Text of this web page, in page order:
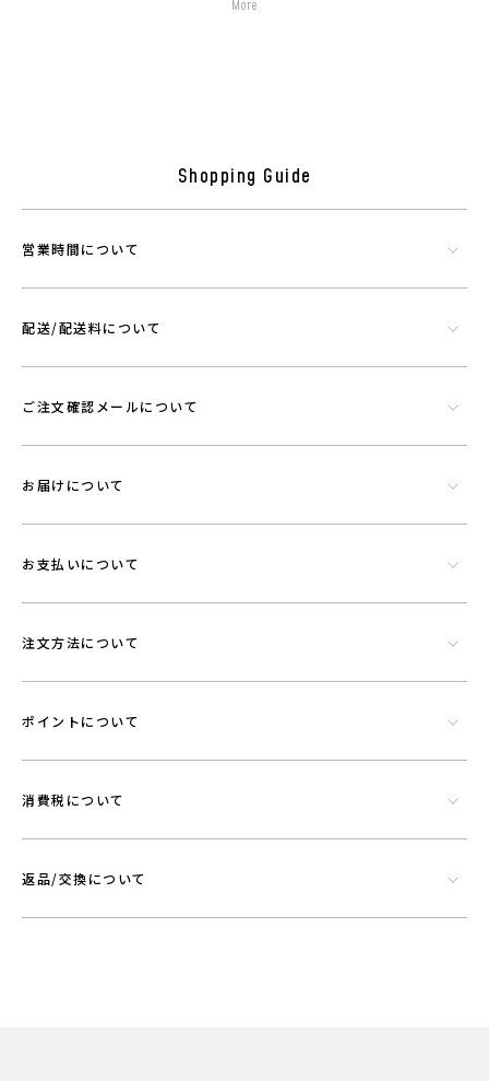
す。功績を微細に粉砕したものを染色工程で繊維にコーティングさせウ
エアに機能を持たせることができる素材です。
Shopping Guide
営業時間について
配送/配送料について
ご注文確認メールについて
お届けについて
お支払いについて
注文方法について
ポイントについて
消費税について
返品/交換について